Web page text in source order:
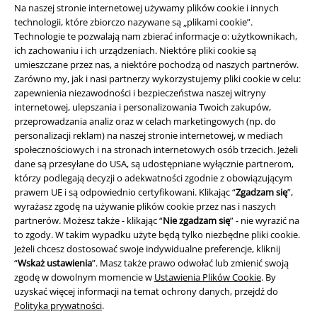
Na naszej stronie internetowej używamy plików cookie i innych
technologii, które zbiorczo nazywane są „plikami cookie”.
Technologie te pozwalają nam zbierać informacje o: użytkownikach,
ich zachowaniu i ich urządzeniach. Niektóre pliki cookie są
umieszczane przez nas, a niektóre pochodzą od naszych partnerów.
Zarówno my, jak i nasi partnerzy wykorzystujemy pliki cookie w celu:
zapewnienia niezawodności i bezpieczeństwa naszej witryny
internetowej, ulepszania i personalizowania Twoich zakupów,
przeprowadzania analiz oraz w celach marketingowych (np. do
personalizacji reklam) na naszej stronie internetowej, w mediach
społecznościowych i na stronach internetowych osób trzecich. Jeżeli
dane są przesyłane do USA, są udostępniane wyłącznie partnerom,
którzy podlegają decyzji o adekwatności zgodnie z obowiązującym
prawem UE i są odpowiednio certyfikowani. Klikając “Zgadzam się”,
wyrażasz zgodę na używanie plików cookie przez nas i naszych
partnerów. Możesz także - klikając “Nie zgadzam się” - nie wyrazić na
to zgody. W takim wypadku użyte będą tylko niezbędne pliki cookie.
Jeżeli chcesz dostosować swoje indywidualne preferencje, kliknij
“Wskaż ustawienia”. Masz także prawo odwołać lub zmienić swoją
zgodę w dowolnym momencie w Ustawienia Plików Cookie. By
uzyskać więcej informacji na temat ochrony danych, przejdź do
Polityka prywatności.
Informacje prawne
Regulamin
Dane firmy
Polityka prywatności
Unieszkodliwianie odpadów i ochrona środowiska
Deklaracja Zgodności